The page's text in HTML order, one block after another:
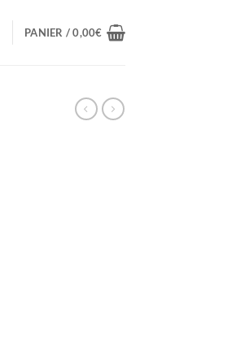
PANIER /0,00€